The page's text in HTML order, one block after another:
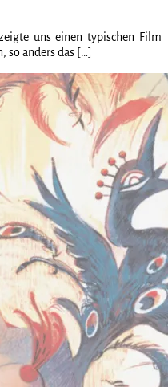
uns einen typischen Film
so anders das […]